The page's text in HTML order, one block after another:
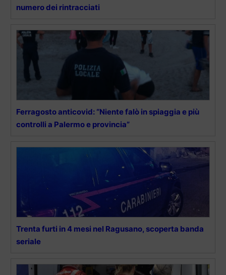
numero dei rintracciati
Ferragosto anticovid: “Niente falò in spiaggia e più
controlli a Palermo e provincia”
Trenta furti in 4 mesi nel Ragusano, scoperta banda
seriale